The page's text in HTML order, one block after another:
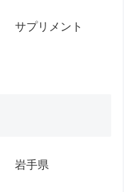
サプリメント
岩手県